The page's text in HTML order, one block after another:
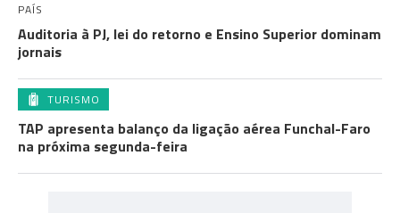
PAÍS
Auditoria à PJ, lei do retorno e Ensino Superior dominam
jornais
TURISMO
TAP apresenta balanço da ligação aérea Funchal-Faro
na próxima segunda-feira